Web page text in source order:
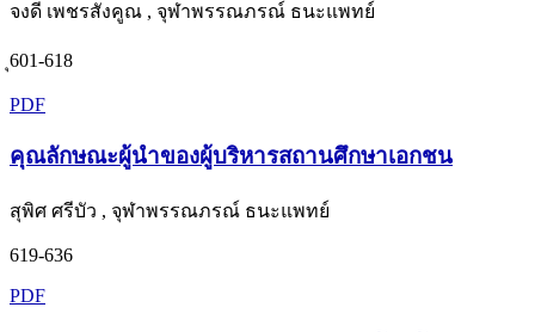
จงดี เพชรสังคูณ , จุฬาพรรณภรณ์ ธนะแพทย์
ุ601-618
PDF
คุณลักษณะผู้นำของผู้บริหารสถานศึกษาเอกชน
สุพิศ ศรีบัว , จุฬาพรรณภรณ์ ธนะแพทย์
619-636
PDF